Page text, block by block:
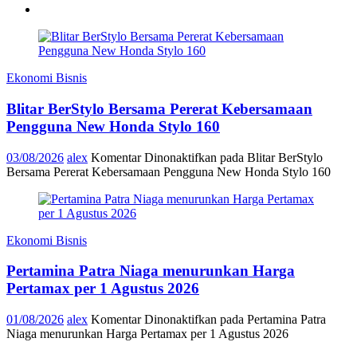
Ekonomi Bisnis
Blitar BerStylo Bersama Pererat Kebersamaan
Pengguna New Honda Stylo 160
03/08/2026 alex Komentar Dinonaktifkan pada Blitar BerStylo
Bersama Pererat Kebersamaan Pengguna New Honda Stylo 160
Ekonomi Bisnis
Pertamina Patra Niaga menurunkan Harga
Pertamax per 1 Agustus 2026
01/08/2026 alex Komentar Dinonaktifkan pada Pertamina Patra
Niaga menurunkan Harga Pertamax per 1 Agustus 2026